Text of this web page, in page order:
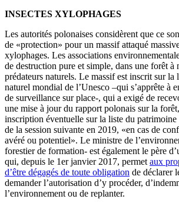
INSECTES XYLOPHAGES
Les autorités polonaises considèrent que ce
de «protection» pour un massif attaqué
xylophages. Les associations
de destruction pure et simple, dans une forêt à
prédateurs naturels. Le massif est inscrit sur la
naturel mondial de l’Unesco –qui s’apprête à
de surveillance sur place-, qui a exigé de
une mise à jour du rapport polonais sur la
inscription éventuelle sur la liste du
de la session suivante en 2019, «en cas de
avéré ou potentiel». Le ministre de
forestier de formation- est également le père
qui, depuis le 1er janvier 2017, permet aux
d’être dégagés de toute obligation de déclarer
demander l’autorisation d’y procéder,
l’environnement ou de replanter.